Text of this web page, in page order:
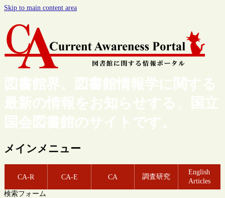
Skip to main content area
図書館界、図書館情報学に関する
最新の情報をお知らせする、国立
国会図書館のサイトです。
メインメニュー
CA-R CA-E CA 調査研究
English
Articles
検索フォーム